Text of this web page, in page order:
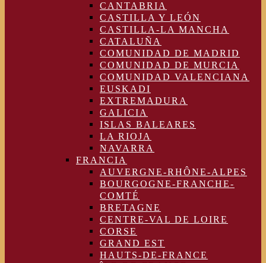
CANTABRIA
CASTILLA Y LEÓN
CASTILLA-LA MANCHA
CATALUÑA
COMUNIDAD DE MADRID
COMUNIDAD DE MURCIA
COMUNIDAD VALENCIANA
EUSKADI
EXTREMADURA
GALICIA
ISLAS BALEARES
LA RIOJA
NAVARRA
FRANCIA
AUVERGNE-RHÔNE-ALPES
BOURGOGNE-FRANCHE-
COMTÉ
BRETAGNE
CENTRE-VAL DE LOIRE
CORSE
GRAND EST
HAUTS-DE-FRANCE